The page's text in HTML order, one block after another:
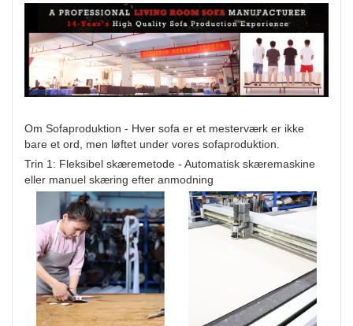
Om Sofaproduktion - Hver sofa er et mesterværk er ikke
bare et ord, men løftet under vores sofaproduktion.
Trin 1: Fleksibel skæremetode - Automatisk skæremaskine
eller manuel skæring efter anmodning